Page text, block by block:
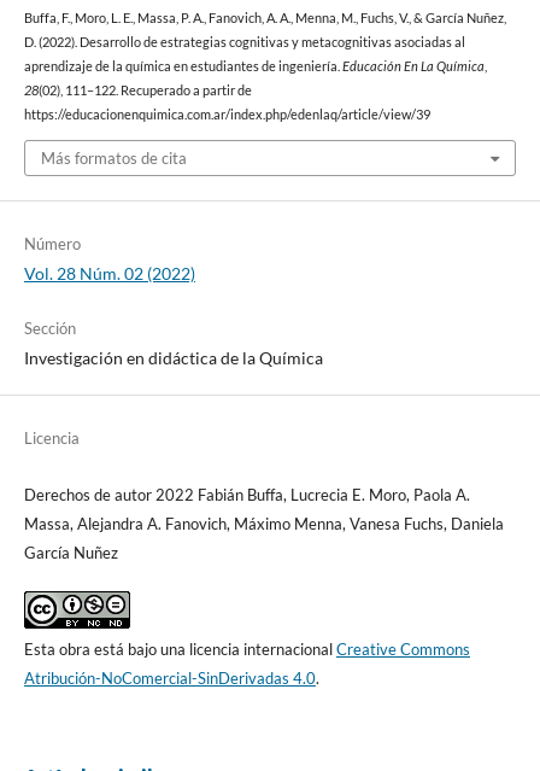
Buffa, F., Moro, L. E., Massa, P. A., Fanovich, A. A., Menna, M., Fuchs, V., & García Nuñez,
D. (2022). Desarrollo de estrategias cognitivas y metacognitivas asociadas al
aprendizaje de la química en estudiantes de ingeniería.Educación En La Química,
28(02), 111–122. Recuperado a partir de
https://educacionenquimica.com.ar/index.php/edenlaq/article/view/39
Más formatos de cita
Número
Vol. 28 Núm. 02 (2022)
Sección
Investigación en didáctica de la Química
Licencia
Derechos de autor 2022 Fabián Buffa, Lucrecia E. Moro, Paola A.
Massa, Alejandra A. Fanovich, Máximo Menna, Vanesa Fuchs, Daniela
García Nuñez
Esta obra está bajo una licencia internacionalCreative Commons
Atribución-NoComercial-SinDerivadas 4.0.